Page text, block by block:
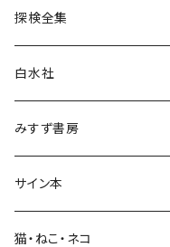
言語・ことば
探検全集
白水社
みすず書房
サイン本
猫・ねこ・ネコ